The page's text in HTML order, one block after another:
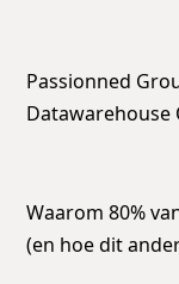
Passionned
Datawarehouse
Waarom 80%
(en hoe dit